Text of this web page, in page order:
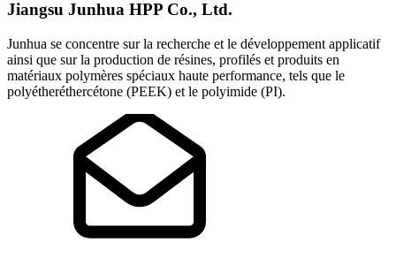
Jiangsu Junhua HPP Co., Ltd.
Junhua se concentre sur la recherche et le développement applicatif
ainsi que sur la production de résines, profilés et produits en
matériaux polymères spéciaux haute performance, tels que le
polyétheréthercétone (PEEK) et le polyimide (PI).